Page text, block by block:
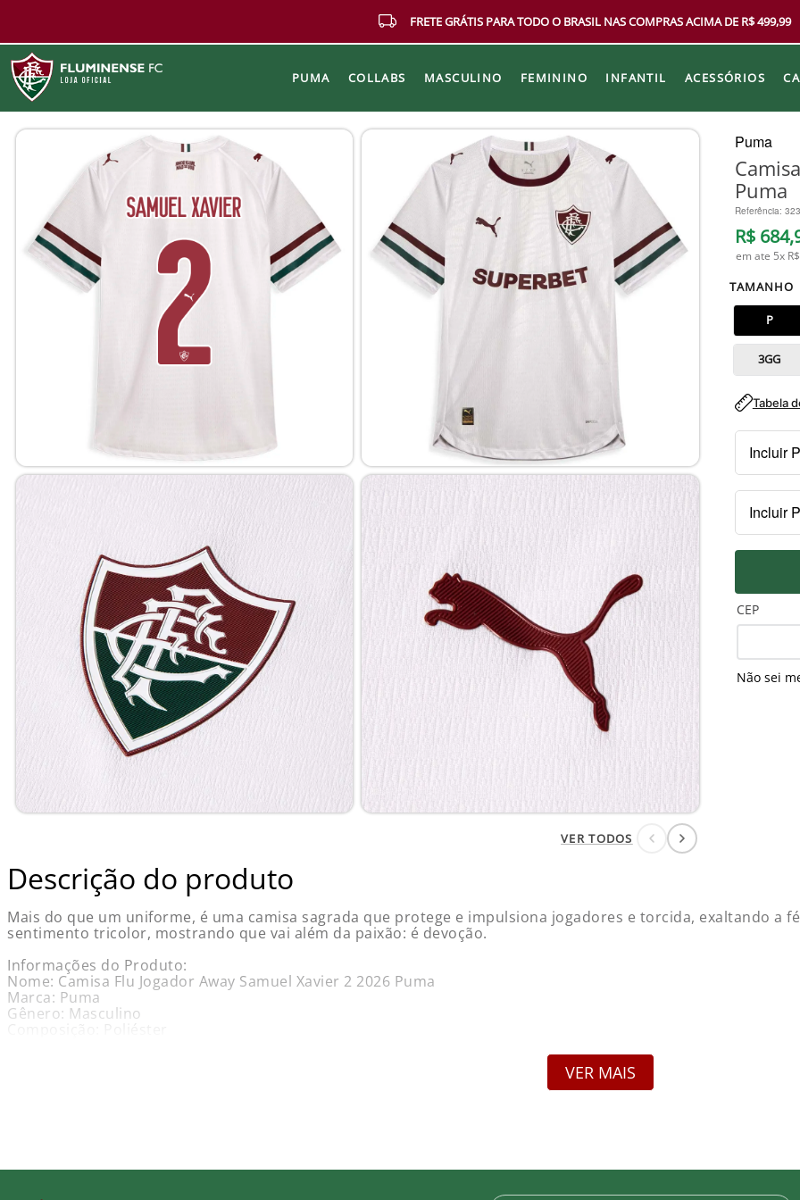
FRETE GRÁTIS PARA TODO O BRASIL NAS COMPRAS ACIMA DE R$ 499,99
PUMA COLLABS MASCULINO FEMININO INFANTIL ACESSÓRIOS
VER TODOS
Puma
Puma
Referência:
R$ 684,
em ate 5x
TAMANHO
P
3GG
Tabela
Incluir
R$
Incluir
PEITO
CEP
Não sei
Descrição do produto
Mais do que um uniforme, é uma camisa sagrada que protege e impulsiona jogadores e torcida, exaltando a
sentimento tricolor, mostrando que vai além da paixão: é devoção.
Informações do Produto:
Nome: Camisa Flu Jogador Away Samuel Xavier 2 2026 Puma
Marca: Puma
Gênero: Masculino
Obs.: Não aceitamos troca, cancelamento e / ou devolução de camisas personalizadas. Salvo vício de qualidade.
Características e Benefícios:
VER MAIS